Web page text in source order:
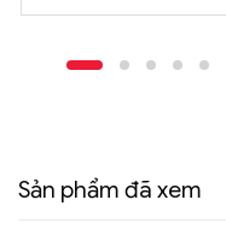
Sản phẩm đã xem